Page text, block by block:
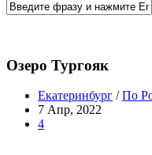
Озеро Тургояк
Екатеринбург /По
7 Апр, 2022
4